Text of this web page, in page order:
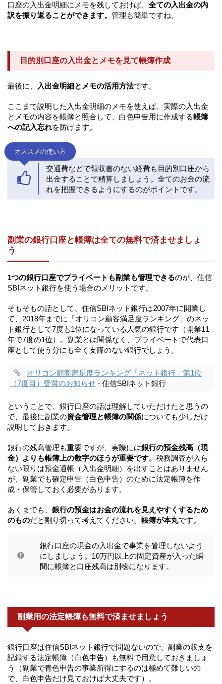
口座の入出金明細にメモを残しておけば、 全ての入出金の内
訳を振り返ることができます。 管理も簡単ですね。
目的別口座の入出金とメモを見て帳簿作成
最後に、 入出金明細とメモの活用方法です。
ここまで説明した入出金明細のメモを使えば、実際の入出金
とメモの内容を帳簿と照合して、白色申告用に作成する帳簿
への記入忘れを防げます。
オススメの使い方
交通費などで領収書のない経費も目的別口座から
出金することで精算しましょう。全てのお金の流
れを把握できるようにするのがポイントです。
副業の銀行口座と帳簿は全ての無料で済ませましょ
う
1つの銀行口座でプライベートも副業も管理できるのが、住信
SBIネット銀行を使う場合のメリットです。
そもそもの話として、住信SBIネット銀行は2007年に開業し
て、2018年までに「オリコン顧客満足度ランキング」のネッ
ト銀行として7度も1位になっている人気の銀行です（開業11
年で7度の1位）。副業とは関係なく、プライベートで代表口
座として使う分にも全く支障のない銀行でしょう。
オリコン顧客満足度ランキング「ネット銀行」第1位
（7度目）受賞のお知らせ - 住信SBIネット銀行
ということで、銀行口座の話は理解していただけたと思うの
で、最後に副業の資金管理と帳簿の関係についても少しだけ
説明しておきます。
銀行の残高管理も重要ですが、実際には銀行の預金残高（現
金）よりも帳簿上の数字のほうが重要です。 税務調査が入ら
ない限りは預金通帳（入出金明細）を出すことはありません
が、副業でも確定申告（白色申告）のために法定帳簿を作
成・保管しておく必要があります。
あくまでも、 銀行の預金はお金の流れを見えやすくするため
のものだと割り切って考えてください。 帳簿が本丸です。
銀行口座の現金の入出金で事業を管理しないよう
にしましょう。10万円以上の固定資産が入った瞬
間に帳簿と口座残高は別物になります。
副業用の法定帳簿も無料で済ませましょう
銀行口座は住信SBIネット銀行で問題ないので、副業の収支を
記録する法定帳簿（白色申告）も無料で用意しておきましょ
う（副業で青色申告の事業所得にするのは極めて難しいの
で、白色申告だけ見ておけば大丈夫です）。